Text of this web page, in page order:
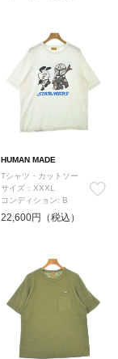
HUMAN MADE
Tシャツ・カットソー
サイズ：XXXL
コンディション: B
22,600円（税込）